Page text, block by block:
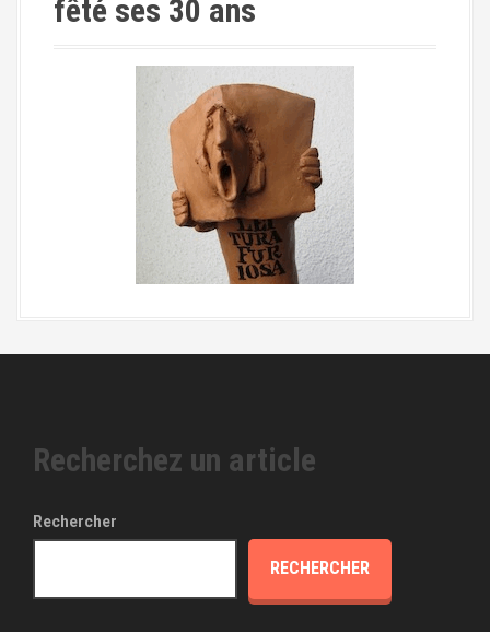
fêté ses 30 ans
Recherchez un article
Rechercher
RECHERCHER